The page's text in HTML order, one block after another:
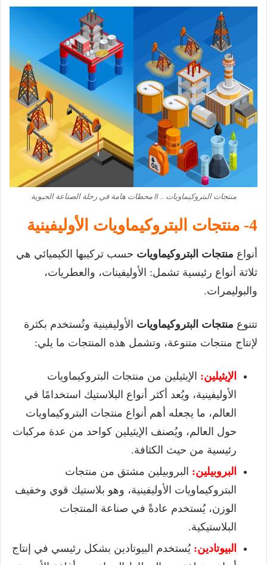
منتجات البتروكيماويات .. 8 محطات هامة في رحلة الصناعة الحيوية
4- منتجات البتروكيماويات الأوليفينية
أنواع منتجات البتروكيماويات حسب تركيبها الكيميائي هي
ثلاثة أنواع رئيسية تشمل: الأوليفينات، والعطريات،
والبوليمرات.
تتنوع منتجات البتروكيماويات الأوليفينية وتُستخدم بكثرة
لإنتاج منتجات متنوعة، وتشمل هذه المنتجات ما يلي:
الإيثيلين: الإيثيلين من منتجات البتروكيماويات
الأوليفينية، ويُعد أكثر أنواع البلاستيك استخدامًا في
العالم، ما يجعله أهم أنواع منتجات البتروكيماويات
حول العالم، ويُصنف الإيثيلين كواحد من عدة مركبات
رئيسية من حيث الكثافة.
البروبيلين: البروبيلين مشتق من منتجات
البتروكيماويات الأوليفينية، وهو بلاستيك قوي وخفيف
الوزن، يُستخدم عادةً في صناعة المنتجات
البلاستيكية.
البيوتادين: يُستخدم البيوتادين بشكل رئيسي في إنتاج